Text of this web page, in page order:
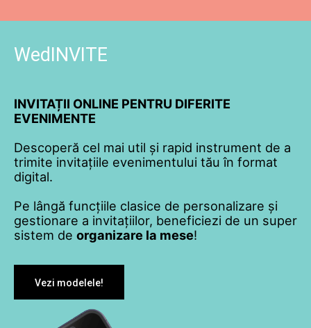
WedINVITE
INVITAȚII ONLINE PENTRU DIFERITE
EVENIMENTE
Descoperă cel mai util și rapid instrument de a
trimite invitațiile evenimentului tău în format
digital.
Pe lângă funcțiile clasice de personalizare și
gestionare a invitațiilor, beneficiezi de un super
sistem de organizare la mese!
Vezi modelele!